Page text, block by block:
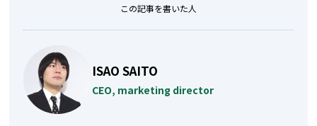
この記事を書いた人
ISAO SAITO
CEO, marketing director